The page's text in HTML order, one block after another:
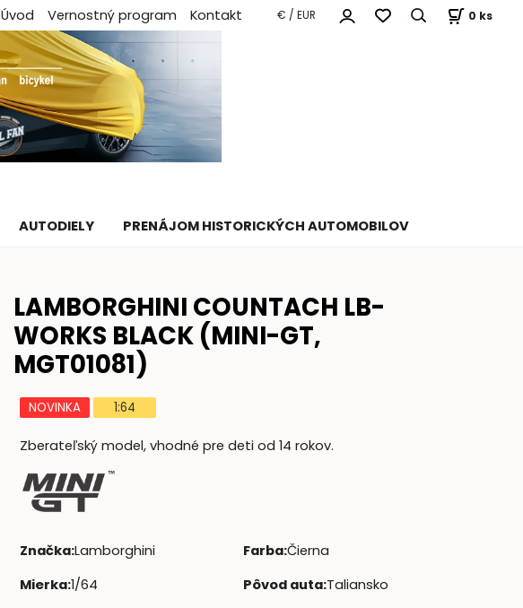
Úvod Vernostný program Kontakt € / EUR 0 ks
AUTODIELY PRENÁJOM HISTORICKÝCH AUTOMOBILOV
LAMBORGHINI COUNTACH LB-
WORKS BLACK (MINI-GT,
MGT01081)
NOVINKA 1:64
Zberateľský model, vhodné pre deti od 14 rokov.
Značka:Lamborghini Farba:Čierna
Mierka:1/64 Pôvod auta:Taliansko